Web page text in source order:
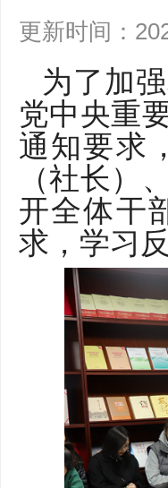
更新时间：
为了加
党中央重
通知要求
（社长）
开全体干
求， 学习